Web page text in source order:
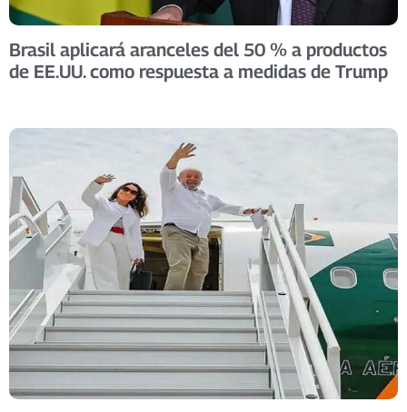
Brasil aplicará aranceles del 50 % a productos
de EE.UU. como respuesta a medidas de Trump